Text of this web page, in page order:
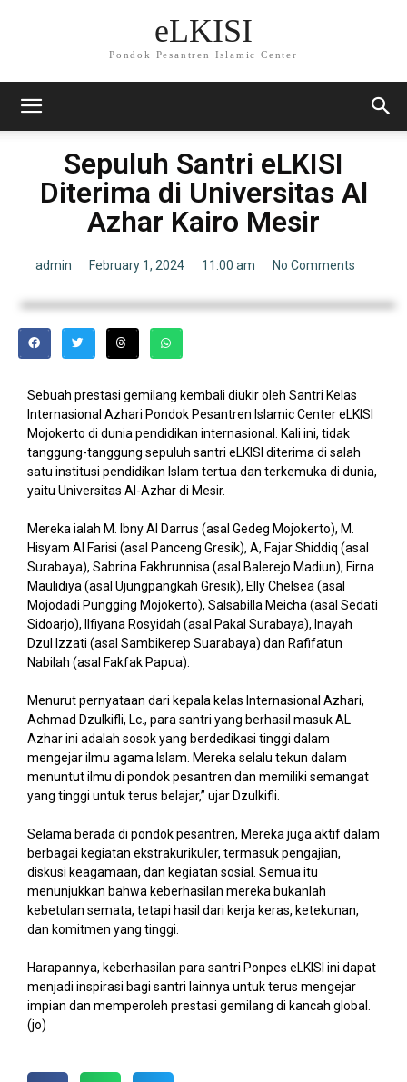
eLKISI
Pondok Pesantren Islamic Center
Sepuluh Santri eLKISI
Diterima di Universitas Al
Azhar Kairo Mesir
admin February 1, 2024 11:00 am No Comments
Sebuah prestasi gemilang kembali diukir oleh Santri Kelas
Internasional Azhari Pondok Pesantren Islamic Center eLKISI
Mojokerto di dunia pendidikan internasional. Kali ini, tidak
tanggung-tanggung sepuluh santri eLKISI diterima di salah
satu institusi pendidikan Islam tertua dan terkemuka di dunia,
yaitu Universitas Al-Azhar di Mesir.
Mereka ialah M. Ibny Al Darrus (asal Gedeg Mojokerto), M.
Hisyam Al Farisi (asal Panceng Gresik), A, Fajar Shiddiq (asal
Surabaya), Sabrina Fakhrunnisa (asal Balerejo Madiun), Firna
Maulidiya (asal Ujungpangkah Gresik), Elly Chelsea (asal
Mojodadi Pungging Mojokerto), Salsabilla Meicha (asal Sedati
Sidoarjo), Ilfiyana Rosyidah (asal Pakal Surabaya), Inayah
Dzul Izzati (asal Sambikerep Suarabaya) dan Rafifatun
Nabilah (asal Fakfak Papua).
Menurut pernyataan dari kepala kelas Internasional Azhari,
Achmad Dzulkifli, Lc., para santri yang berhasil masuk AL
Azhar ini adalah sosok yang berdedikasi tinggi dalam
mengejar ilmu agama Islam. Mereka selalu tekun dalam
menuntut ilmu di pondok pesantren dan memiliki semangat
yang tinggi untuk terus belajar,” ujar Dzulkifli.
Selama berada di pondok pesantren, Mereka juga aktif dalam
berbagai kegiatan ekstrakurikuler, termasuk pengajian,
diskusi keagamaan, dan kegiatan sosial. Semua itu
menunjukkan bahwa keberhasilan mereka bukanlah
kebetulan semata, tetapi hasil dari kerja keras, ketekunan,
dan komitmen yang tinggi.
Harapannya, keberhasilan para santri Ponpes eLKISI ini dapat
menjadi inspirasi bagi santri lainnya untuk terus mengejar
impian dan memperoleh prestasi gemilang di kancah global.
(jo)